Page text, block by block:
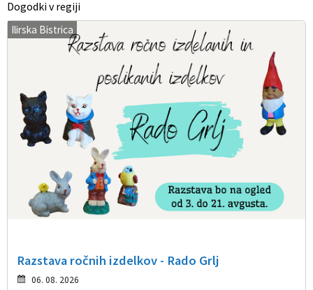
Dogodki v regiji
Ilirska Bistrica
Razstava ročnih izdelkov - Rado Grlj
06. 08. 2026